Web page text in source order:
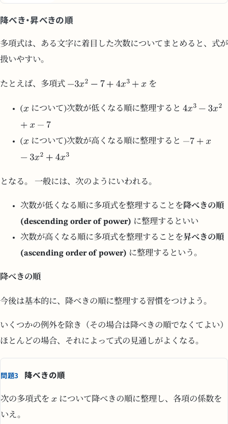
降べき・昇べきの順
多項式は、ある文字に着目した次数についてまとめると、式が
扱いやすい。
たとえば、多項式 を
( について)次数が低くなる順に整理すると
( について)次数が高くなる順に整理すると
となる。 一般には、次のようにいわれる。
次数が低くなる順に多項式を整理することを 降べきの順
(descending order of power) に整理するといい
次数が高くなる順に多項式を整理することを昇べきの順
(ascending order of power) に整理するという。
降べきの順
今後は基本的に、降べきの順に整理する習慣をつけよう。
いくつかの例外を除き（その場合は降べきの順でなくてよい）
ほとんどの場合、それによって式の見通しがよくなる。
問題3 降べきの順
次の多項式を
について降べきの順に整理し、各項の係数を
いえ。